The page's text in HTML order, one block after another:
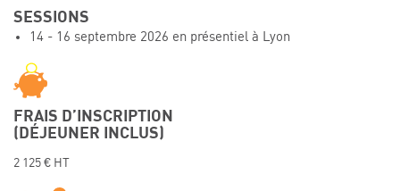
Événements
Contacts
SESSIONS
14 - 16 septembre 2026 en présentiel à Lyon
FRAIS D’INSCRIPTION
(DÉJEUNER INCLUS)
2 125 € HT